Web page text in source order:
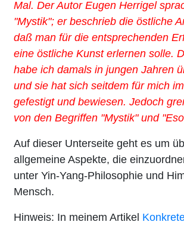
Mal. Der Autor Eugen Herrigel
"Mystik"; er beschrieb die östliche
daß man für die entsprechenden
eine östliche Kunst erlernen solle.
habe ich damals in jungen Jahren
und sie hat sich seitdem für mich
gefestigt und bewiesen. Jedoch
von den Begriffen "Mystik" und
Auf dieser Unterseite geht es um
allgemeine Aspekte, die
unter Yin-Yang-Philosophie und
Mensch.
Hinweis: In meinem Artikel